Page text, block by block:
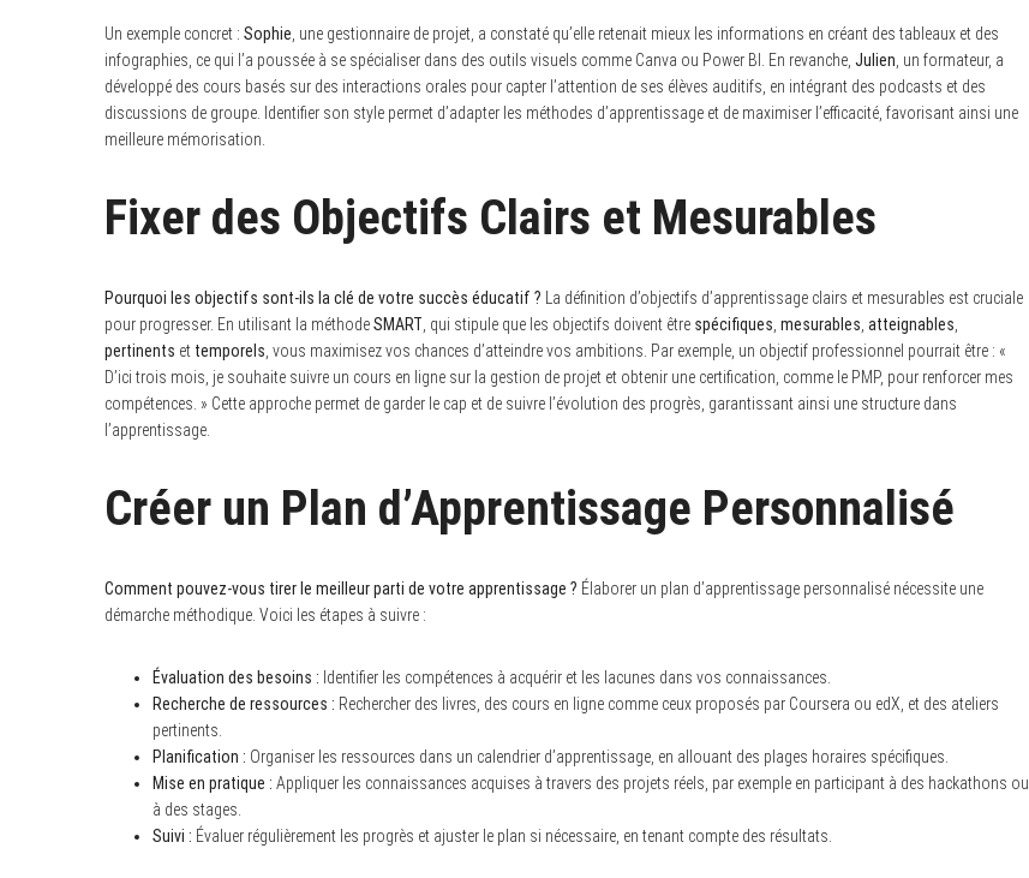
Un exemple concret : Sophie , une gestionnaire de projet, a constaté qu’elle retenait mieux les informations en créant des tableaux et des
infographies, ce qui l’a poussée à se spécialiser dans des outils visuels comme Canva ou Power BI. En revanche, Julien , un formateur, a
développé des cours basés sur des interactions orales pour capter l’attention de ses élèves auditifs, en intégrant des podcasts et des
discussions de groupe. Identifier son style permet d’adapter les méthodes d’apprentissage et de maximiser l’efficacité, favorisant ainsi une
meilleure mémorisation.
Fixer des Objectifs Clairs et Mesurables
Pourquoi les objectifs sont-ils la clé de votre succès éducatif ? La définition d’objectifs d’apprentissage clairs et mesurables est cruciale
pour progresser. En utilisant la méthodeSMART , qui stipule que les objectifs doivent être spécifiques mesurables atteignables
pertinents et temporels , vous maximisez vos chances d’atteindre vos ambitions. Par exemple, un objectif professionnel pourrait être : «
D’ici trois mois, je souhaite suivre un cours en ligne sur la gestion de projet et obtenir une certification, comme le PMP, pour renforcer mes
compétences. » Cette approche permet de garder le cap et de suivre l’évolution des progrès, garantissant ainsi une structure dans
l’apprentissage.
Créer un Plan d’Apprentissage Personnalisé
Comment pouvez-vous tirer le meilleur parti de votre apprentissage ? Élaborer un plan d’apprentissage personnalisé nécessite une
démarche méthodique. Voici les étapes à suivre :
Évaluation des besoins : Identifier les compétences à acquérir et les lacunes dans vos connaissances.
Recherche de ressources : Rechercher des livres, des cours en ligne comme ceux proposés par Coursera ou edX, et des ateliers
pertinents.
Planification : Organiser les ressources dans un calendrier d’apprentissage, en allouant des plages horaires spécifiques.
Mise en pratique : Appliquer les connaissances acquises à travers des projets réels, par exemple en participant à des hackathons ou
à des stages.
Suivi : Évaluer régulièrement les progrès et ajuster le plan si nécessaire, en tenant compte des résultats.
r